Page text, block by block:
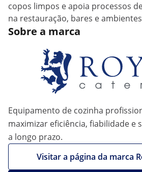
copos limpos e apoia processos
na restauração, bares e
Sobre a marca
Equipamento de cozinha
maximizar eficiência, fiabilidade e
a longo prazo.
Visitar a página da marca